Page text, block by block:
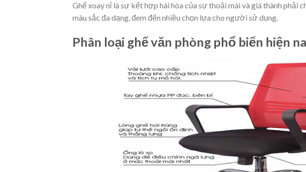
Ghế xoay nỉ là sự kết hợp hài hòa của sự thoải mái và giá thành phải
màu sắc đa dạng, đem đến nhiều chọn lựa cho người sử dụng.
Phân loại ghế văn phòng phổ biến hiện